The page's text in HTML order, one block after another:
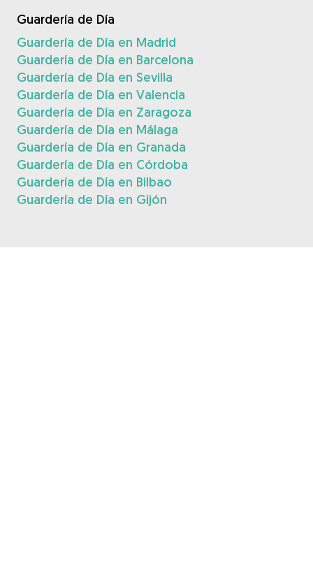
Guardería de Día
Guardería de Día en Madrid
Guardería de Día en Barcelona
Guardería de Día en Sevilla
Guardería de Día en Valencia
Guardería de Día en Zaragoza
Guardería de Día en Málaga
Guardería de Día en Granada
Guardería de Día en Córdoba
Guardería de Día en Bilbao
Guardería de Día en Gijón